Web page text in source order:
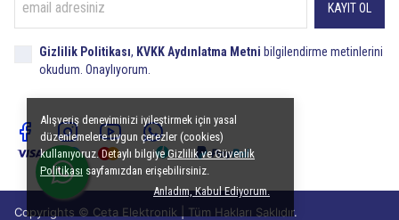
Alışveriş deneyiminizi iyileştirmek için yasal
düzenlemelere uygun çerezler (cookies)
kullanıyoruz. Detaylı bilgiyeGizlilik ve Güvenlik
Politikası sayfamızdan erişebilirsiniz.
Anladım, Kabul Ediyorum.
KAYIT OL
Gizlilik Politikası, KVKK Aydınlatma Metni bilgilendirme metinlerini
okudum. Onaylıyorum.
Copyrights © Ceta Elektronik | Tüm Hakları Saklıdır.